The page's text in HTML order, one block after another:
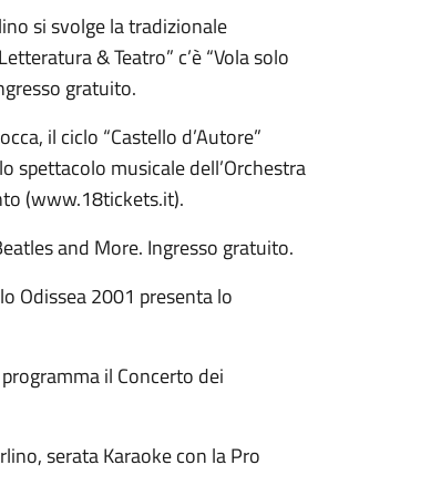
si svolge la tradizionale
& Teatro” c’è “Vola solo
gratuito.
il ciclo “Castello d’Autore”
spettacolo musicale dell’Orchestra
(www.18tickets.it).
and More. Ingresso gratuito.
Odissea 2001 presenta lo
il Concerto dei
serata Karaoke con la Pro